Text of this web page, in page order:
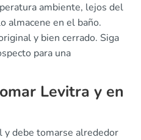
ambiente, lejos del
almacene en el baño.
y bien cerrado. Siga
para una
Levitra y en
y debe tomarse alrededor